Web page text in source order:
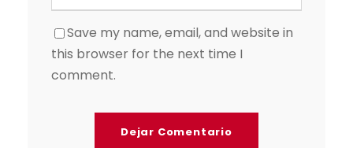
Save my name, email, and website in
this browser for the next time I
comment.